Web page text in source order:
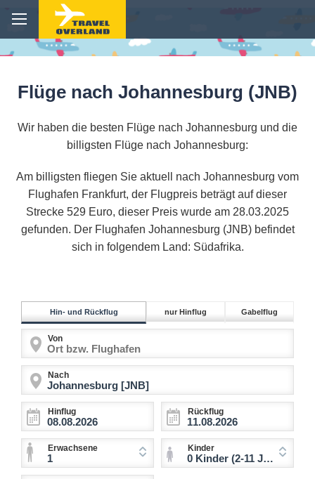
Flüge nach Johannesburg (JNB)
Wir haben die besten Flüge nach Johannesburg und die
billigsten Flüge nach Johannesburg:
Am billigsten fliegen Sie aktuell nach Johannesburg vom
Flughafen Frankfurt, der Flugpreis beträgt auf dieser
Strecke 529 Euro, dieser Preis wurde am 28.03.2025
gefunden. Der Flughafen Johannesburg (JNB) befindet
sich in folgendem Land: Südafrika.
Hin- und Rückflug nur Hinflug Gabelflug
Von
Nach
Hinflug Rückflug
Erwachsene
1
Kinder
0 Kinder (2-11 Jahre)